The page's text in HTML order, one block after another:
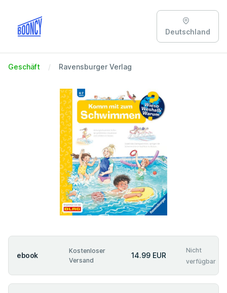
Deutschland
Geschäft Ravensburger Verlag
ebook
Kostenloser
Versand
14.99 EUR
Nicht
verfügbar